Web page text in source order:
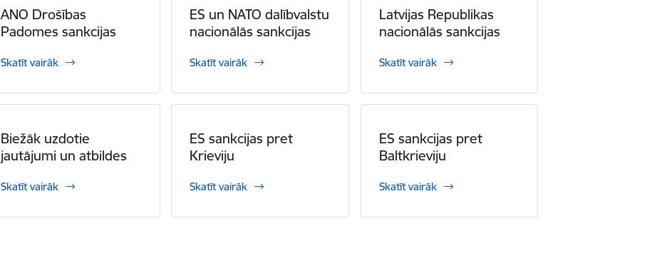
ANO Drošības
Padomes sankcijas
Skatīt vairāk
ES un NATO dalībvalstu
nacionālās sankcijas
Skatīt vairāk
Latvijas Republikas
nacionālās sankcijas
Skatīt vairāk
Biežāk uzdotie
jautājumi un atbildes
Skatīt vairāk
ES sankcijas pret
Krieviju
Skatīt vairāk
ES sankcijas pret
Baltkrieviju
Skatīt vairāk